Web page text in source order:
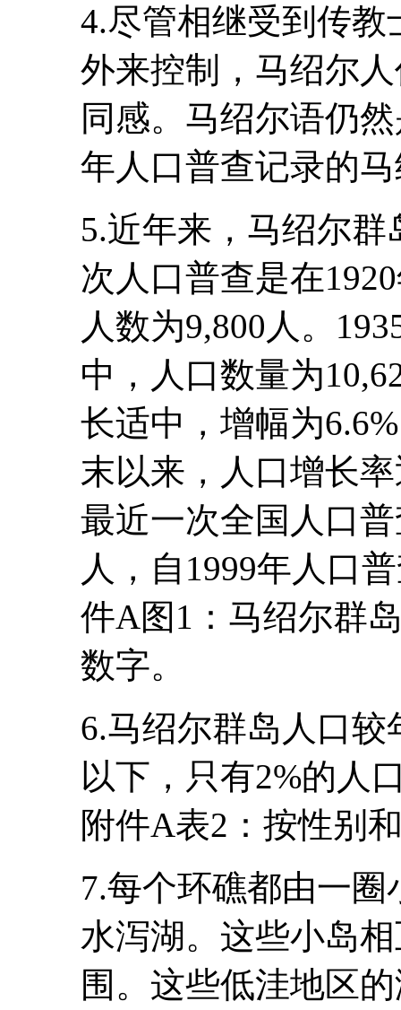
4.尽管相继受到传
外来控制，马绍尔
同感。马绍尔语仍
年人口普查记录的
5.近年来，马绍尔
次人口普查是在
人数为9,800人。
中，人口数量为
长适中，增幅为
末以来，人口增长
最近一次全国人口
人，自1999年人口
件A图1：马绍尔群
数字。
6.马绍尔群岛人口较
以下，只有2%的人
附件A表2：按性别
7.每个环礁都由一
水泻湖。这些小岛
围。这些低洼地区